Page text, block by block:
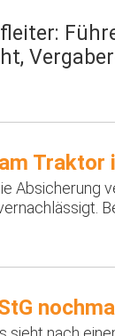
Traktor
Absicherung